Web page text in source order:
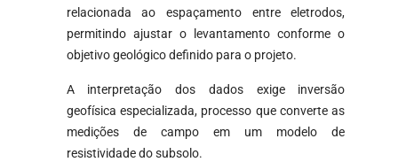
relacionada ao espaçamento entre eletrodos,
permitindo ajustar o levantamento conforme o
objetivo geológico definido para o projeto.
A interpretação dos dados exige inversão
geofísica especializada, processo que converte as
medições de campo em um modelo de
resistividade do subsolo.